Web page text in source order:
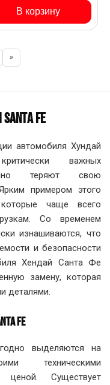
В корзину
»
FE
автомобиля Хундай
важных
теряют свою
примером этого
чаще всего
Со временем
изнашиваются, что
и безопасности
Хендай Санта Фе
замену, которая
деталями.
FE
выделяются на
техническими
ценой. Существует